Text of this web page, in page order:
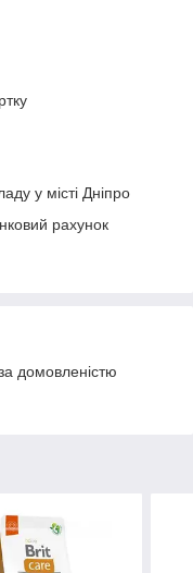
у місті Дніпро
рахунок
домовленістю